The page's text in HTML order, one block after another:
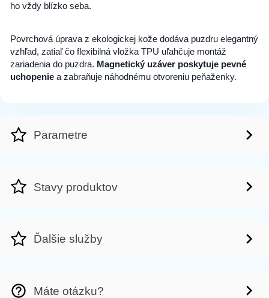
ho vždy blízko seba.
Povrchová úprava z ekologickej kože dodáva puzdru elegantný
vzhľad, zatiaľ čo flexibilná vložka TPU uľahčuje montáž
zariadenia do puzdra. Magnetický uzáver poskytuje pevné
uchopenie a zabraňuje náhodnému otvoreniu peňaženky.
Parametre
Stavy produktov
Ďalšie služby
Máte otázku?